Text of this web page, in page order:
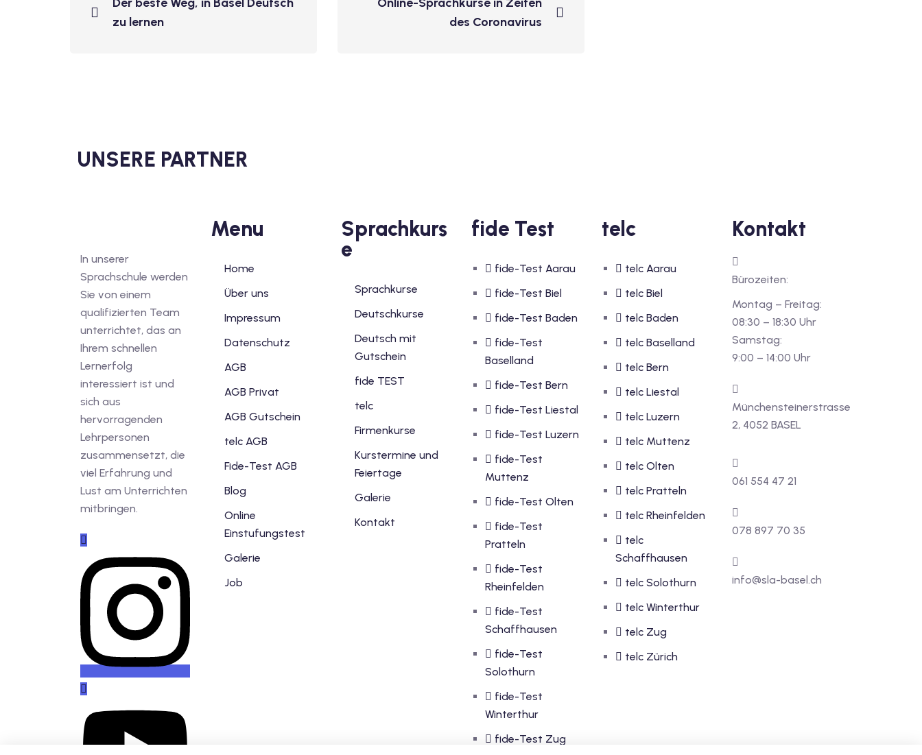
zu lernen
des Coronavirus
UNSERE PARTNER
In unserer
Sprachschule werden
Sie von einem
qualifizierten Team
unterrichtet, das an
Ihrem schnellen
Lernerfolg
interessiert ist und
sich aus
hervorragenden
Lehrpersonen
zusammensetzt, die
viel Erfahrung und
Lust am Unterrichten
mitbringen.
Menu
Home
Über uns
Impressum
Datenschutz
AGB
AGB Privat
AGB Gutschein
telc AGB
Fide-Test AGB
Blog
Online
Einstufungstest
Galerie
Job
Sprachkurs
e
Sprachkurse
Deutschkurse
Deutsch mit
Gutschein
fide TEST
telc
Firmenkurse
Kurstermine und
Feiertage
Galerie
Kontakt
fide Test
fide-Test Aarau
fide-Test Biel
fide-Test Baden
fide-Test
Baselland
fide-Test Bern
fide-Test Liestal
fide-Test Luzern
fide-Test
Muttenz
fide-Test Olten
fide-Test
Pratteln
fide-Test
Rheinfelden
fide-Test
Schaffhausen
fide-Test
Solothurn
fide-Test
Winterthur
fide-Test Zug
telc
telc Aarau
telc Biel
telc Baden
telc Baselland
telc Bern
telc Liestal
telc Luzern
telc Muttenz
telc Olten
telc Pratteln
telc Rheinfelden
telc
Schaffhausen
telc Solothurn
telc Winterthur
telc Zug
telc Zürich
Kontakt
Bürozeiten:
Montag – Freitag:
08:30 – 18:30 Uhr
Samstag:
9:00 – 14:00 Uhr
Münchensteinerstrasse
2, 4052 BASEL
061 554 47 21
078 897 70 35
info@sla-basel.ch